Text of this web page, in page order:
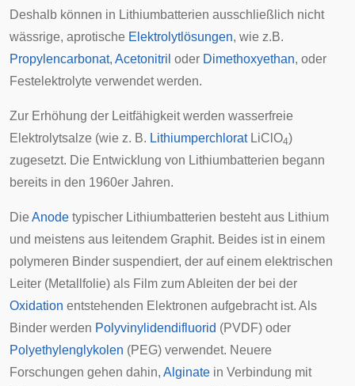
Deshalb können in Lithiumbatterien ausschließlich nicht
wässrige, aprotische Elektrolytlösungen, wie z.B.
Propylencarbonat, Acetonitril oder Dimethoxyethan, oder
Festelektrolyte verwendet werden.
Zur Erhöhung der Leitfähigkeit werden wasserfreie
Elektrolytsalze (wie z. B. LithiumperchloratLiClO4)
zugesetzt. Die Entwicklung von Lithiumbatterien begann
bereits in den 1960er Jahren.
Die Anode typischer Lithiumbatterien besteht aus Lithium
und meistens aus leitendem Graphit. Beides ist in einem
polymeren Binder suspendiert, der auf einem elektrischen
Leiter (Metallfolie) als Film zum Ableiten der bei der
Oxidation entstehenden Elektronen aufgebracht ist. Als
Binder werden Polyvinylidendifluorid (PVDF) oder
Polyethylenglykolen (PEG) verwendet. Neuere
Forschungen gehen dahin, Alginate in Verbindung mit